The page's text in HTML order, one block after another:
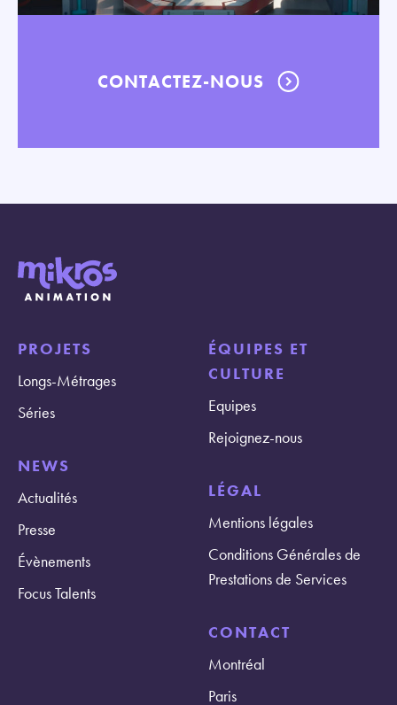
CONTACTEZ-NOUS
PROJETS
Longs-Métrages
Séries
NEWS
Actualités
Presse
Évènements
Focus Talents
ÉQUIPES ET
CULTURE
Equipes
Rejoignez-nous
LÉGAL
Mentions légales
Conditions Générales de
Prestations de Services
CONTACT
Montréal
Paris